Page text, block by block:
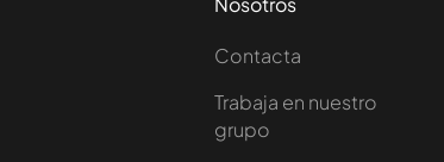
Contacta
Trabaja en nuestro
grupo